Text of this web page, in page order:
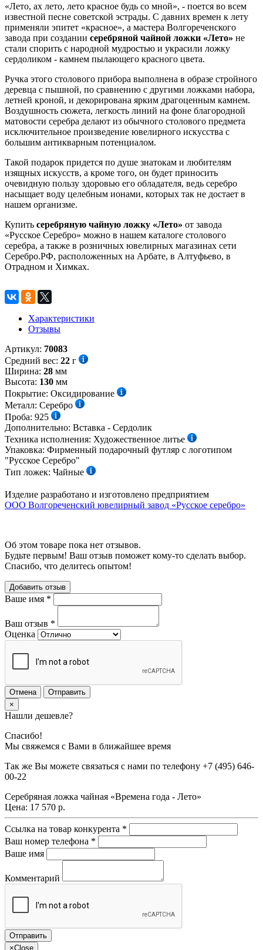
«Лето, ах лето, лето красное будь со мной», - поется во всем
известной песне советской эстрады. С давних времен к лету
применяли эпитет «красное», а мастера Волгореченского
завода при создании серебряной чайной ложки «Лето» не
стали спорить с народной мудростью и украсили ложку
сердоликом - камнем пылающего красного цвета.
Ручка этого столового прибора выполнена в образе стройного
деревца с пышной, по сравнению с другими ложками набора,
летней кроной, и декорирована ярким драгоценным камнем.
Воздушность сюжета, легкость линий на фоне благородной
матовости серебра делают из обычного столового предмета
исключительное произведение ювелирного искусства с
большим антикварным потенциалом.
Такой подарок придется по душе знатокам и любителям
изящных искусств, а кроме того, он будет приносить
очевидную пользу здоровью его обладателя, ведь серебро
насыщает воду целебным ионами, которых так не достает в
нашем организме.
Купить серебряную чайную ложку «Лето» от завода
«Русское Серебро» можно в нашем каталоге столового
серебра, а также в розничных ювелирных магазинах сети
Серебро.РФ, расположенных на Арбате, в Алтуфьево, в
Отрадном и Химках.
Характеристики
Отзывы
Артикул: 70083
Средний вес: 22 г
Ширина: 28 мм
Высота: 130 мм
Покрытие: Оксидирование
Металл: Серебро
Проба: 925
Дополнительно: Вставка - Сердолик
Техника исполнения: Художественное литье
Упаковка: Фирменный подарочный футляр с логотипом
"Русское Серебро"
Тип ложек: Чайные
Изделие разработано и изготовлено предприятием
ООО Волгореченский ювелирный завод «Русское серебро»
Об этом товаре пока нет отзывов.
Будьте первым! Ваш отзыв поможет кому-то сделать выбор.
Спасибо, что делитесь опытом!
Добавить отзыв
Ваше имя *
Ваш отзыв *
Оценка
Отмена
Отправить
×
Нашли дешевле?
Спасибо!
Мы свяжемся с Вами в ближайшее время
Так же Вы можете связаться с нами по телефону +7 (495) 646-
00-22
Серебряная ложка чайная «Времена года - Лето»
Цена: 17 570 р.
Ссылка на товар конкурента *
Ваш номер телефона *
Ваше имя
Комментарий
×Close